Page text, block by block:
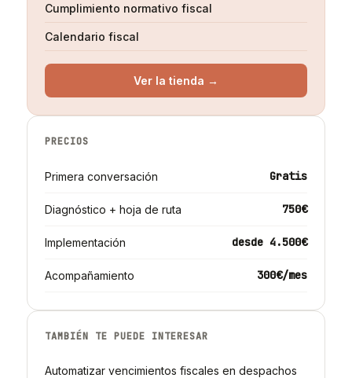
Cumplimiento normativo fiscal
Calendario fiscal
Ver la tienda →
PRECIOS
Primera conversación Gratis
Diagnóstico + hoja de ruta 750€
Implementación desde 4.500€
Acompañamiento 300€/mes
TAMBIÉN TE PUEDE INTERESAR
Automatizar vencimientos fiscales en despachos